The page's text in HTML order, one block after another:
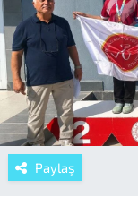
Paylaş